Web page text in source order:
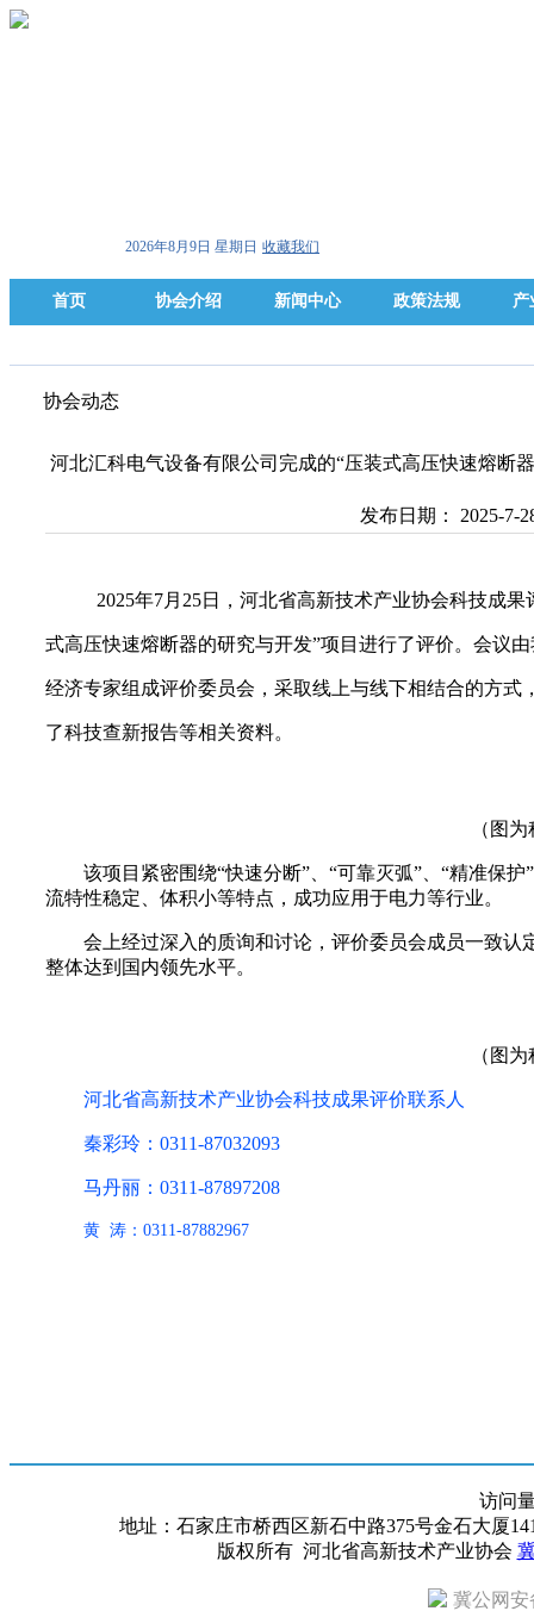
2026年8月9日 星期日 收藏我们
首页 协会介绍 新闻中心 政策法规 产
协会动态
河北汇科电气设备有限公司完成的“压装式高压快速熔断
发布日期： 2025-7-
2025年7月25日，河北省高新技术产业协会科技成
式高压快速熔断器的研究与开发”项目进行了评价。会议
经济专家组成评价委员会，采取线上与线下相结合的方
了科技查新报告等相关资料。
（图
该项目紧密围绕“快速分断”、“可靠灭弧”、“精准保
流特性稳定、体积小等特点，成功应用于电力等行业。
会上经过深入的质询和讨论，评价委员会成员一致
整体达到国内领先水平。
（图
河北省高新技术产业协会科技成果评价联系人
秦彩玲： 0311-87032093
马丹丽： 0311-87897208
黄 涛：0311-87882967
访问
地址：石家庄市桥西区新石中路375号金石大厦
版权所有 河北省高新技术产业协会
冀公网安